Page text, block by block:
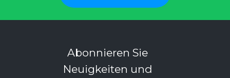
Abonnieren Sie
Neuigkeiten und